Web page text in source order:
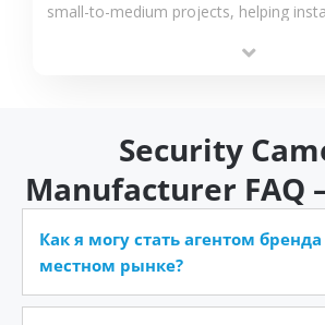
small-to-medium projects, helping
time.
Security
Manufacturer FAQ
Как я могу стать агентом
местном рынке?